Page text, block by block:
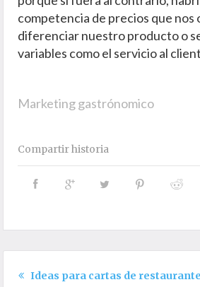
competencia de precios que nos
diferenciar nuestro producto o
variables como el servicio al
Marketing gastrónomico
Compartir historia
Ideas para cartas de